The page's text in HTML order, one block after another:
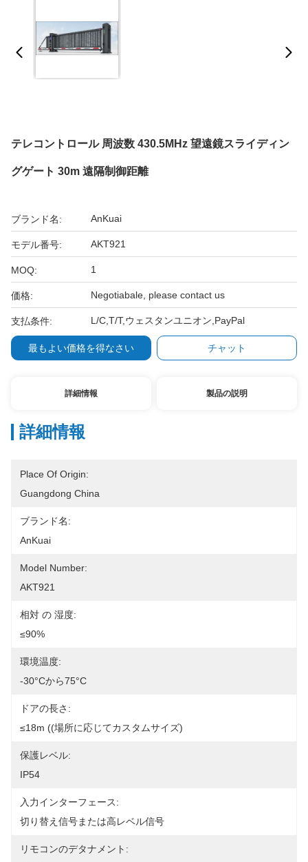
テレコントロール 周波数 430.5MHz 望遠鏡スライディン
グゲート 30m 遠隔制御距離
ブランド名: AnKuai
モデル番号: AKT921
MOQ: 1
価格: Negotiabale, please contact us
支払条件: L/C,T/T,ウェスタンユニオン,PayPal
最もよい価格を得なさい チャット
詳細情報 製品の説明
詳細情報
Place Of Origin:
Guangdong China
ブランド名:
AnKuai
Model Number:
AKT921
相対 の 湿度:
≤90%
環境温度:
-30°Cから75°C
ドアの長さ:
≤18m ((場所に応じてカスタムサイズ)
保護レベル:
IP54
入力インターフェース:
切り替え信号または高レベル信号
リモコンのデタナメント: